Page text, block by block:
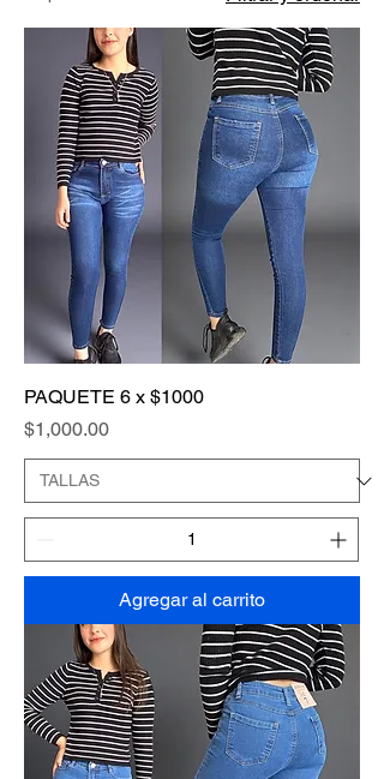
PAQUETE 6 x $1000
Precio
$1,000.00
Agregar al carrito